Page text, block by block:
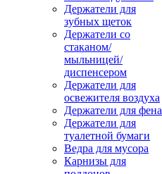
Держатели для
зубных щеток
Держатели со
стаканом/
мыльницей/
диспенсером
Держатели для
освежителя воздуха
Держатели для фена
Держатели для
туалетной бумаги
Ведра для мусора
Карнизы для